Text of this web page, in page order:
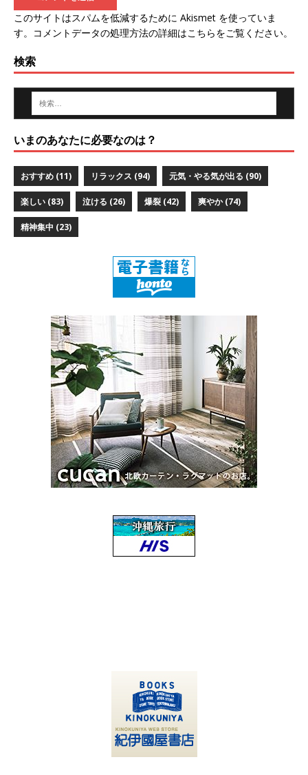
このサイトはスパムを低減するために Akismet を使っていま
す。 コメントデータの処理方法の詳細はこちらをご覧ください。
検索
いまのあなたに必要なのは？
おすすめ (11) リラックス (94) 元気・やる気が出る (90)
楽しい (83) 泣ける (26) 爆裂 (42) 爽やか(74)
精神集中 (23)